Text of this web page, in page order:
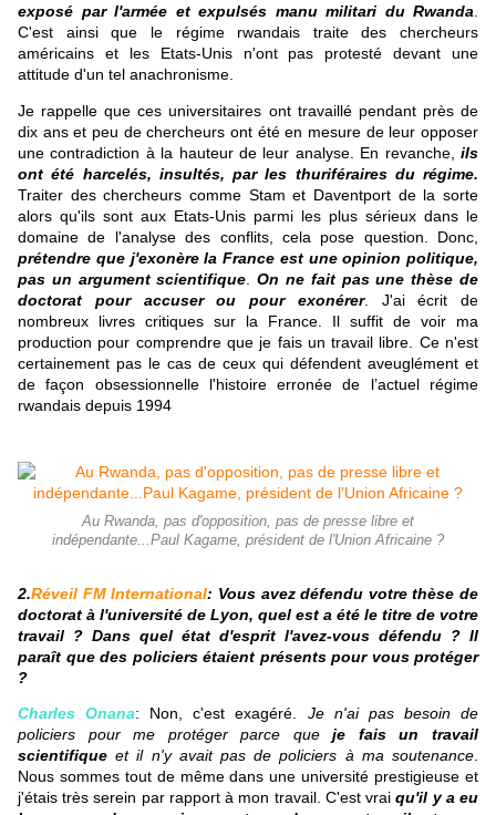
exposé par l'armée et expulsés manu militari du Rwanda
C'est ainsi que le régime rwandais traite des chercheurs
américains et les Etats-Unis n'ont pas protesté devant une
attitude d'un tel anachronisme.
Je rappelle que ces universitaires ont travaillé pendant près de
dix ans et peu de chercheurs ont été en mesure de leur opposer
une contradiction à la hauteur de leur analyse. En revanche, ils
ont été harcelés, insultés, par les thuriféraires du régime.
Traiter des chercheurs comme Stam et Daventport de la sorte
alors qu'ils sont aux Etats-Unis parmi les plus sérieux dans le
domaine de l'analyse des conflits, cela pose question. Donc,
prétendre que j'exonère la France est une opinion politique,
pas un argument scientifique .On ne fait pas une thèse de
doctorat pour accuser ou pour exonérer. J'ai écrit de
nombreux livres critiques sur la France. Il suffit de voir ma
production pour comprendre que je fais un travail libre. Ce n'est
certainement pas le cas de ceux qui défendent aveuglément et
de façon obsessionnelle l'histoire erronée de l’actuel régime
rwandais depuis 1994
Au Rwanda, pas d'opposition, pas de presse libre et
indépendante...Paul Kagame, président de l'Union Africaine ?
2.Réveil FM International: Vous avez défendu votre thèse de
doctorat à l'université de Lyon, quel est a été le titre de votre
travail ? Dans quel état d'esprit l'avez-vous défendu ? Il
paraît que des policiers étaient présents pour vous protéger
?
Charles Onana: Non, c'est exagéré. Je n'ai pas besoin de
policiers pour me protéger parce queje fais un travail
scientifique et il n'y avait pas de policiers à ma soutenance
Nous sommes tout de même dans une université prestigieuse et
j'étais très serein par rapport à mon travail. C'est vraiqu'il y a eu